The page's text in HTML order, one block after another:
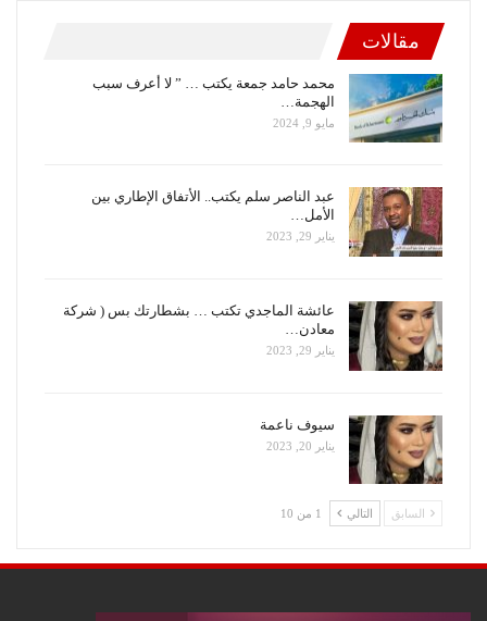
مقالات
محمد حامد جمعة يكتب … ” لا أعرف سبب
الهجمة…
مايو 9, 2024
عبد الناصر سلم يكتب.. الأتفاق الإطاري بين
الأمل…
يناير 29, 2023
عائشة الماجدي تكتب … بشطارتك بس ( شركة
معادن…
يناير 29, 2023
سيوف ناعمة
يناير 20, 2023
السابق التالي 1 من 10